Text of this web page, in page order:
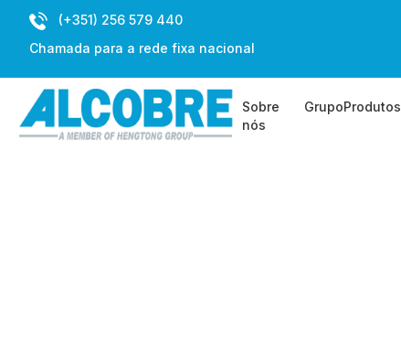
(+351) 256 579 440
Chamada para a rede fixa nacional
Sobre
nós
GrupoProdutos